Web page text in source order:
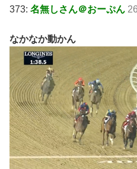
373: 名無しさん＠おーぷん
なかなか動かん